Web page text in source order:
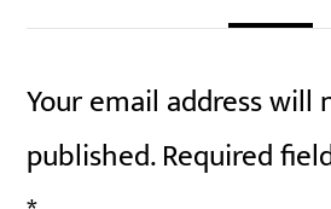
Your email address will
published.Required